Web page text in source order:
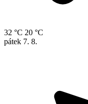
32 °C 20 °C
pátek 7. 8.